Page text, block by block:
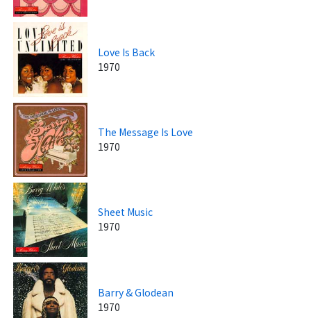
Love Is Back
1970
The Message Is Love
1970
Sheet Music
1970
Barry & Glodean
1970